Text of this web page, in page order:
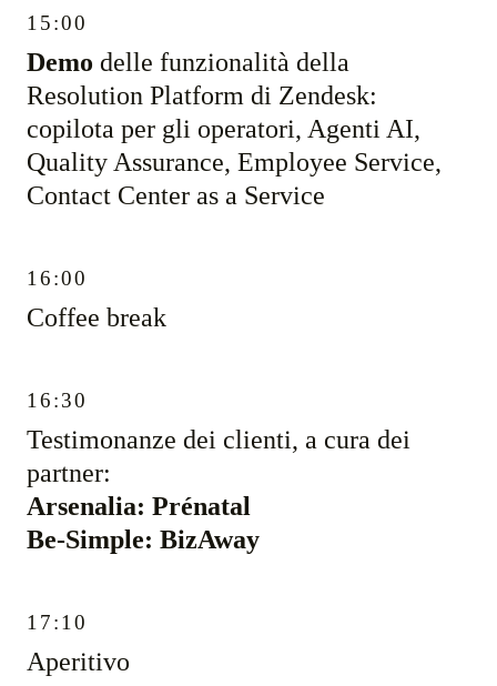
15:00
Demo delle funzionalità della
Resolution Platform di Zendesk:
copilota per gli operatori, Agenti AI,
Quality Assurance, Employee Service,
Contact Center as a Service
16:00
Coffee break
16:30
Testimonanze dei clienti, a cura dei
partner:
Arsenalia: Prénatal
Be-Simple: BizAway
17:10
Aperitivo